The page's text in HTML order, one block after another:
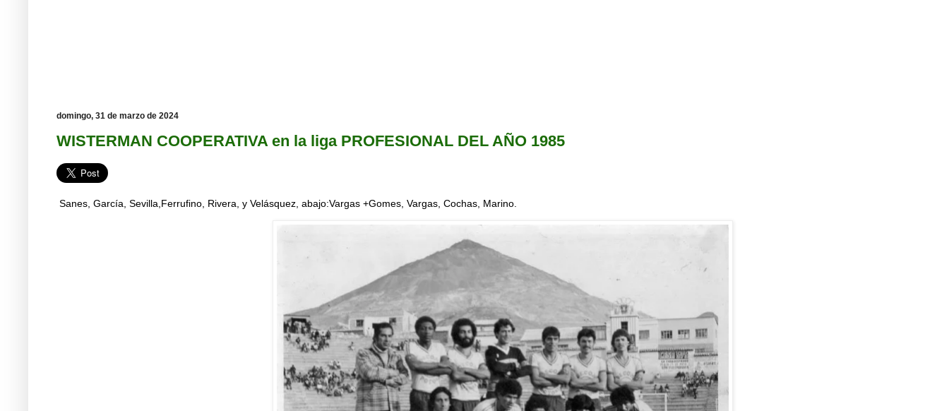
domingo, 31 de marzo de 2024
WISTERMAN COOPERATIVA en la liga PROFESIONAL DEL AÑO 1985
Sanes, García, Sevilla,Ferrufino, Rivera, y Velásquez, abajo:Vargas +Gomes, Vargas, Cochas, Marino.